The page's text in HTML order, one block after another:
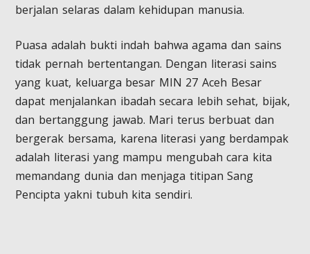
berjalan selaras dalam kehidupan manusia.
Puasa adalah bukti indah bahwa agama dan sains
tidak pernah bertentangan. Dengan literasi sains
yang kuat, keluarga besar MIN 27 Aceh Besar
dapat menjalankan ibadah secara lebih sehat, bijak,
dan bertanggung jawab. Mari terus berbuat dan
bergerak bersama, karena literasi yang berdampak
adalah literasi yang mampu mengubah cara kita
memandang dunia dan menjaga titipan Sang
Pencipta yakni tubuh kita sendiri.